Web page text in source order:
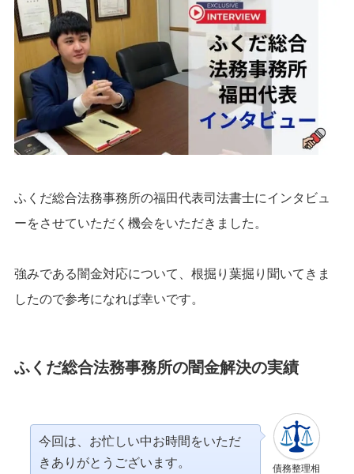
ふくだ総合法務事務所の福田代表司法書士にインタビュ
ーをさせていただく機会をいただきました。
強みである闇金対応について、根掘り葉掘り聞いてきま
したので参考になれば幸いです。
ふくだ総合法務事務所の闇金解決の実績
債務整理相
今回は、お忙しい中お時間をいただ
きありがとうございます。